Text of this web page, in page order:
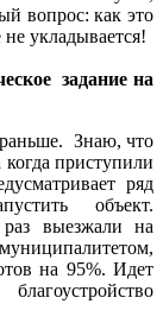
вопрос: как это
укладывается!
задание на
Знаю, что
приступили
ряд
объект.
выезжали на
на 95%. Идет